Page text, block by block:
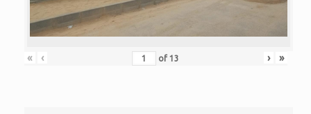
« ‹ of 13 › »